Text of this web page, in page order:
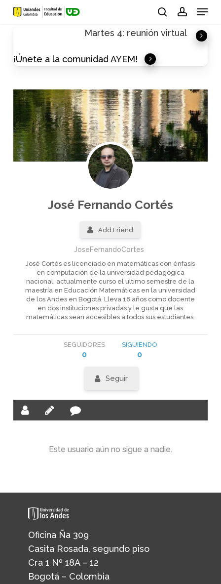
Skip
Menu
Martes 4: reunión virtual
¡Únete a la comunidad AYEM!
José Fernando Cortés
Add Friend
JoseFernandoCortes
José Cortés es licenciado en matemáticas con énfasis
en computación de la universidad pedagógica
nacional, actualmente curso el ultimo semestre de la
maestría en Educación Matemáticas en la universidad
de los Andes en Bogotá. Lleva 18 años como docente
en dos instituciones privadas y le gusta que las
matemáticas sean accesibles a todos sus estudiantes.
SEGUIDORES
0
SIGUIENDO
0
Seguir
Este usuario aún no sigue a nadie.
Oficina Ña 309
Casita Rosada, segundo piso
Cra 1 Nº 18A – 12
Bogotá – Colombia